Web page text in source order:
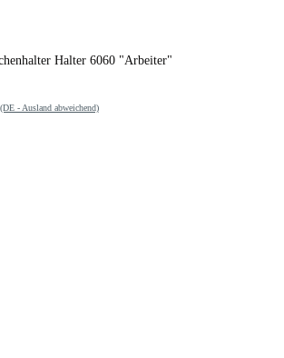
Halter 6060 "Arbeiter"
(DE - Ausland abweichend)